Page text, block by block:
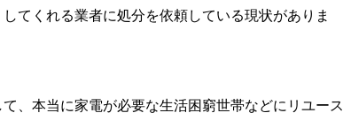
てくれる業者に処分を依頼している現状がありま
、本当に家電が必要な生活困窮世帯などにリユース